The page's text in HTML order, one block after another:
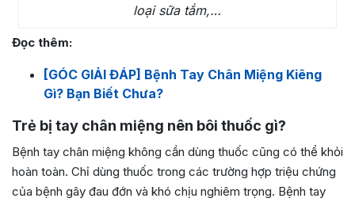
loại sữa tắm,…
Đọc thêm:
[GÓC GIẢI ĐÁP] Bệnh Tay Chân Miệng Kiêng
Gì? Bạn Biết Chưa?
Trẻ bị tay chân miệng nên bôi thuốc gì?
Bệnh tay chân miệng không cần dùng thuốc cũng có thể khỏi
hoàn toàn. Chỉ dùng thuốc trong các trường hợp triệu chứng
của bệnh gây đau đớn và khó chịu nghiêm trọng. Bệnh tay